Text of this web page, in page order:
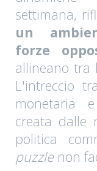
settimana,
un
forze
allineano tra
L'intreccio
monetaria
creata dalle
politica
puzzlenon